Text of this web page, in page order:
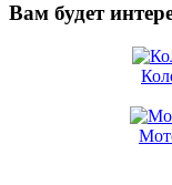
Вам будет